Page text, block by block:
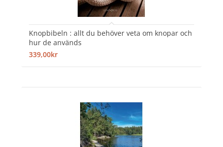
Knopbibeln : allt du behöver veta om knopar och
hur de används
339,00kr